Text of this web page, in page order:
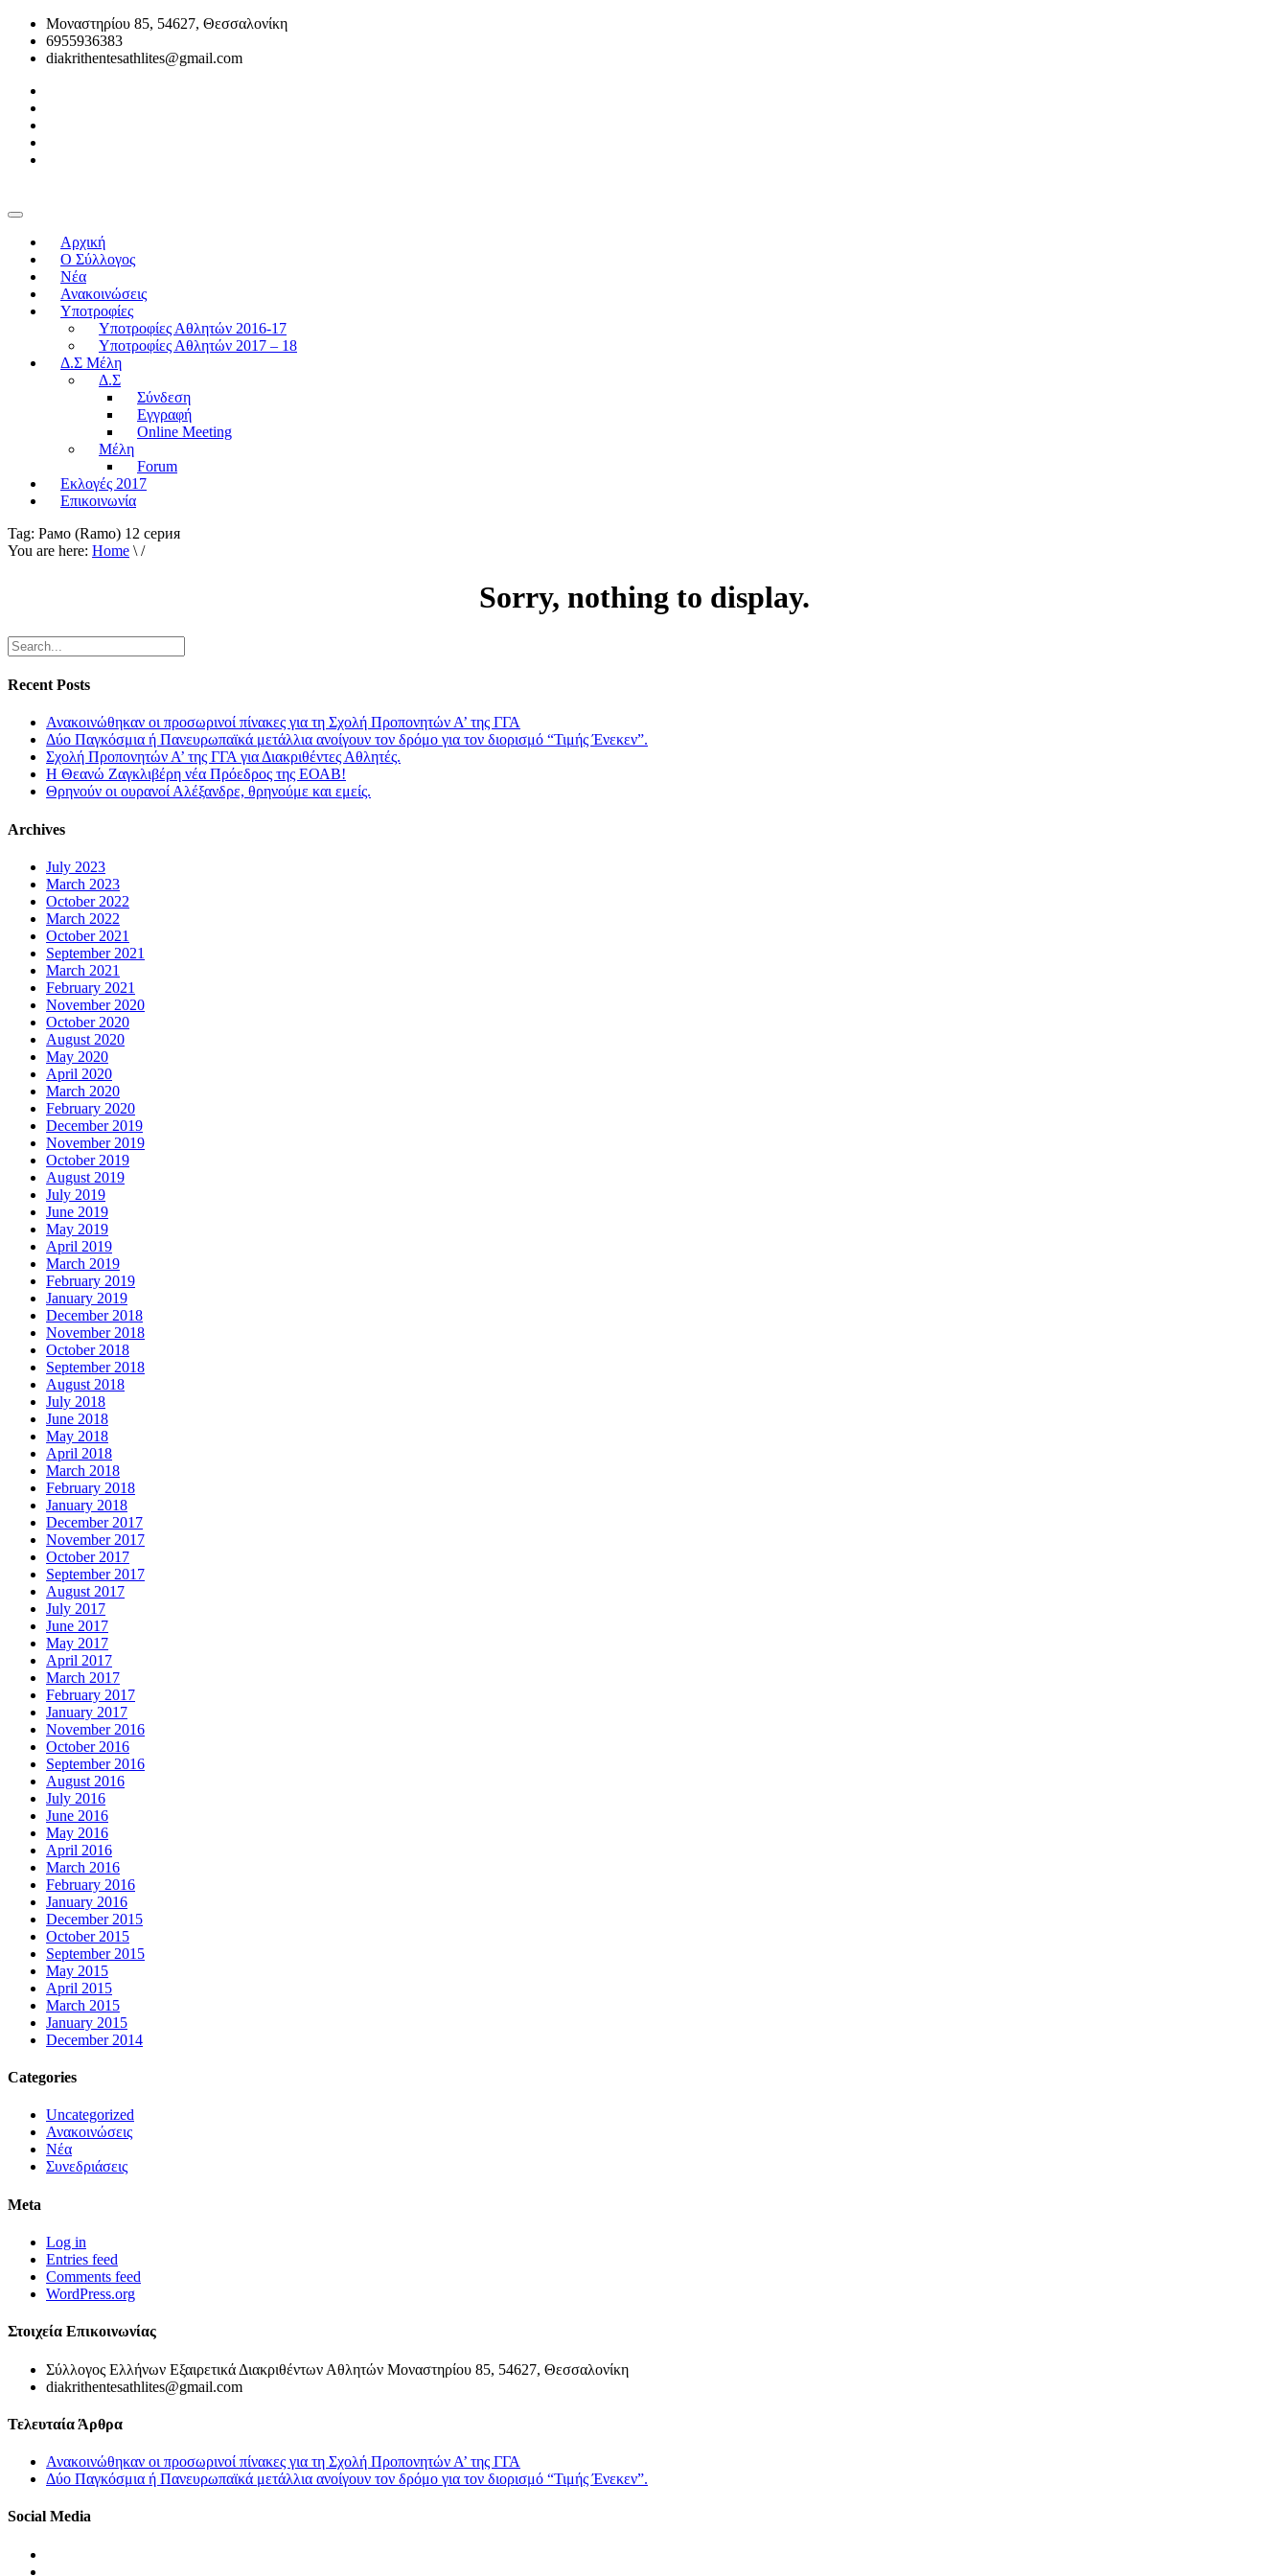
Μοναστηρίου 85, 54627, Θεσσαλονίκη
6955936383
diakrithentesathlites@gmail.com
Αρχική
O Σύλλογος
Νέα
Ανακοινώσεις
Υποτροφίες
Υποτροφίες Αθλητών 2016-17
Υποτροφίες Αθλητών 2017 – 18
Δ.Σ Μέλη
Δ.Σ
Σύνδεση
Εγγραφή
Online Meeting
Μέλη
Forum
Εκλογές 2017
Επικοινωνία
Tag: Рамо (Ramo) 12 серия
You are here: Home \ /
Sorry, nothing to display.
Recent Posts
Ανακοινώθηκαν οι προσωρινοί πίνακες για τη Σχολή Προπονητών Α’ της ΓΓΑ
Δύο Παγκόσμια ή Πανευρωπαϊκά μετάλλια ανοίγουν τον δρόμο για τον διορισμό “Τιμής Ένεκεν”.
Σχολή Προπονητών Α’ της ΓΓΑ για Διακριθέντες Αθλητές.
Η Θεανώ Ζαγκλιβέρη νέα Πρόεδρος της ΕΟΑΒ!
Θρηνούν οι ουρανοί Αλέξανδρε, θρηνούμε και εμείς.
Archives
July 2023
March 2023
October 2022
March 2022
October 2021
September 2021
March 2021
February 2021
November 2020
October 2020
August 2020
May 2020
April 2020
March 2020
February 2020
December 2019
November 2019
October 2019
August 2019
July 2019
June 2019
May 2019
April 2019
March 2019
February 2019
January 2019
December 2018
November 2018
October 2018
September 2018
August 2018
July 2018
June 2018
May 2018
April 2018
March 2018
February 2018
January 2018
December 2017
November 2017
October 2017
September 2017
August 2017
July 2017
June 2017
May 2017
April 2017
March 2017
February 2017
January 2017
November 2016
October 2016
September 2016
August 2016
July 2016
June 2016
May 2016
April 2016
March 2016
February 2016
January 2016
December 2015
October 2015
September 2015
May 2015
April 2015
March 2015
January 2015
December 2014
Categories
Uncategorized
Ανακοινώσεις
Νέα
Συνεδριάσεις
Meta
Log in
Entries feed
Comments feed
WordPress.org
Στοιχεία Επικοινωνίας
Σύλλογος Ελλήνων Εξαιρετικά Διακριθέντων Αθλητών Μοναστηρίου 85, 54627, Θεσσαλονίκη
diakrithentesathlites@gmail.com
Τελευταία Άρθρα
Ανακοινώθηκαν οι προσωρινοί πίνακες για τη Σχολή Προπονητών Α’ της ΓΓΑ
Δύο Παγκόσμια ή Πανευρωπαϊκά μετάλλια ανοίγουν τον δρόμο για τον διορισμό “Τιμής Ένεκεν”.
Social Media